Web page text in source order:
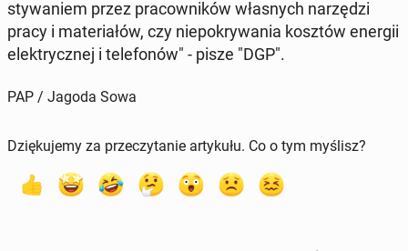
sty­wa­niem przez pra­cow­ni­ków wła­snych na­rzę­dzi
pracy i ma­te­ria­łów, czy nie­po­kry­wa­nia kosztów energii
elek­trycz­nej i te­le­fo­nów" - pisze "DGP".
PAP / Jagoda Sowa
Dziękujemy za przeczytanie artykułu. Co o tym myślisz?